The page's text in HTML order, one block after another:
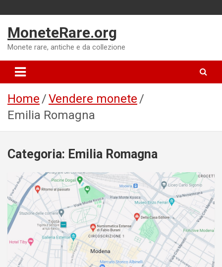
to
content
MoneteRare.org
Monete rare, antiche e da collezione
Home
Vendere monete
Emilia Romagna
Categoria: Emilia Romagna